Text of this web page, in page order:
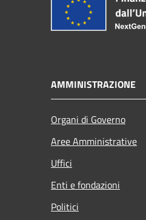
AMMINISTRAZIONE
Organi di Governo
Aree Amministrative
Uffici
Enti e fondazioni
Politici